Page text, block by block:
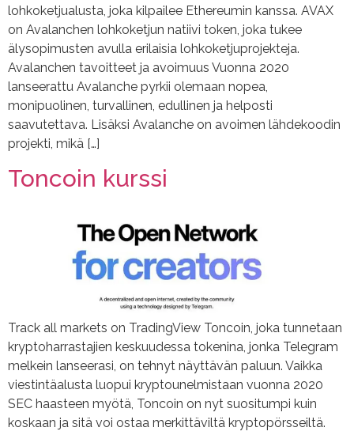
lohkoketjualusta, joka kilpailee Ethereumin kanssa. AVAX
on Avalanchen lohkoketjun natiivi token, joka tukee
älysopimusten avulla erilaisia lohkoketjuprojekteja.
Avalanchen tavoitteet ja avoimuus Vuonna 2020
lanseerattu Avalanche pyrkii olemaan nopea,
monipuolinen, turvallinen, edullinen ja helposti
saavutettava. Lisäksi Avalanche on avoimen lähdekoodin
projekti, mikä […]
Toncoin kurssi
Track all markets on TradingView Toncoin, joka tunnetaan
kryptoharrastajien keskuudessa tokenina, jonka Telegram
melkein lanseerasi, on tehnyt näyttävän paluun. Vaikka
viestintäalusta luopui kryptounelmistaan vuonna 2020
SEC haasteen myötä, Toncoin on nyt suositumpi kuin
koskaan ja sitä voi ostaa merkittäviltä kryptopörsseiltä.